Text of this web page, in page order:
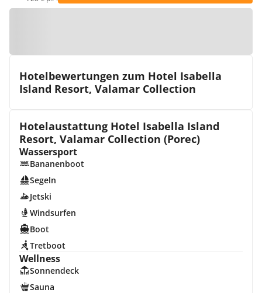
Hotelbewertungen zum Hotel Isabella
Island Resort, Valamar Collection
Hotelaustattung Hotel Isabella Island
Resort, Valamar Collection (Porec)
Wassersport
Bananenboot
Segeln
Jetski
Windsurfen
Boot
Tretboot
Wellness
Sonnendeck
Sauna